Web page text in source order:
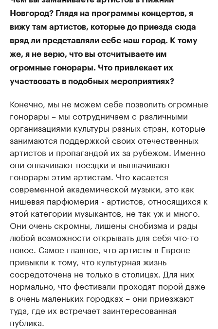
Новгород? Глядя на программы концертов, я
вижу там артистов, которые до приезда сюда
вряд ли представляли себе наш город. К тому
же, я не верю, что вы отсчитываете им
огромные гонорары. Что привлекает их
участвовать в подобных мероприятиях?
Конечно, мы не можем себе позволить огромные
гонорары – мы сотрудничаем с различными
организациями культуры разных стран, которые
занимаются поддержкой своих отечественных
артистов и пропагандой их за рубежом. Именно
они оплачивают поездки и выплачивают
гонорары этим артистам. Что касается
современной академической музыки, это как
нишевая парфюмерия - артистов, относящихся к
этой категории музыкантов, не так уж и много.
Они очень скромны, лишены снобизма и рады
любой возможности открывать для себя что-то
новое. Самое главное, что артисты в Европе
привыкли к тому, что культурная жизнь
сосредоточена не только в столицах. Для них
нормально, что фестивали проходят порой даже
в очень маленьких городках – они приезжают
туда, где их встречает заинтересованная
публика.